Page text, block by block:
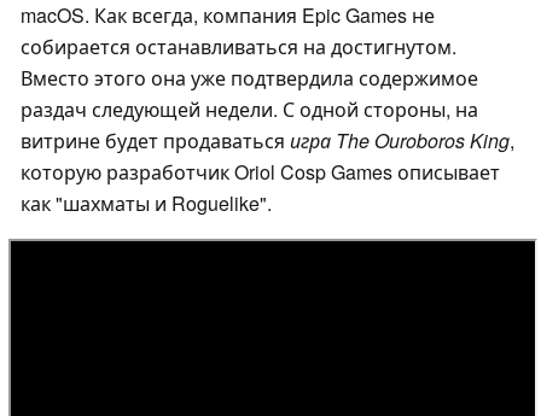
macOS. Как всегда, компания Epic Games не
собирается останавливаться на достигнутом.
Вместо этого она уже подтвердила содержимое
раздач следующей недели. С одной стороны, на
витрине будет продаваться игра The Ouroboros King,
которую разработчик Oriol Cosp Games описывает
как "шахматы и Roguelike".